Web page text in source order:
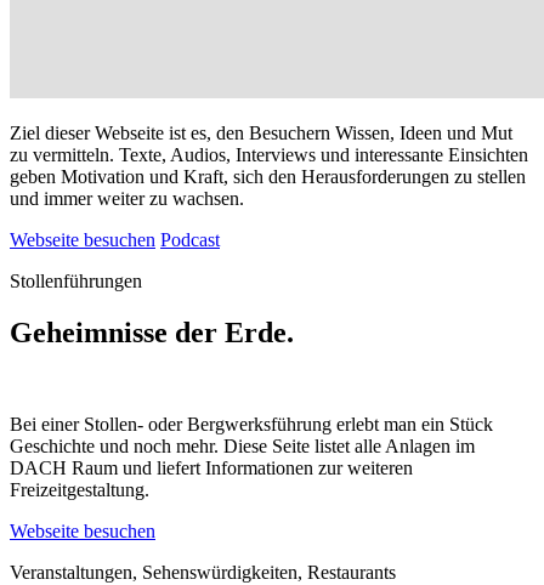
Ziel dieser Webseite ist es, den Besuchern Wissen, Ideen und Mut
zu vermitteln. Texte, Audios, Interviews und interessante Einsichten
geben Motivation und Kraft, sich den Herausforderungen zu stellen
und immer weiter zu wachsen.
Webseite besuchen Podcast
Stollenführungen
Geheimnisse der Erde.
Bei einer Stollen- oder Bergwerksführung erlebt man ein Stück
Geschichte und noch mehr. Diese Seite listet alle Anlagen im
DACH Raum und liefert Informationen zur weiteren
Freizeitgestaltung.
Webseite besuchen
Veranstaltungen, Sehenswürdigkeiten, Restaurants